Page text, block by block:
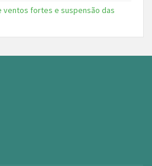
ventos fortes e suspensão das